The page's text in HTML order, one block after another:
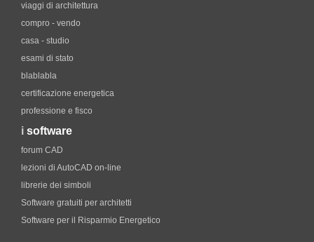
viaggi di architettura
compro - vendo
casa - studio
esami di stato
blablabla
certificazione energetica
professione e fisco
i software
forum CAD
lezioni di AutoCAD on-line
librerie dei simboli
Software gratuiti per architetti
Software per il Risparmio Energetico